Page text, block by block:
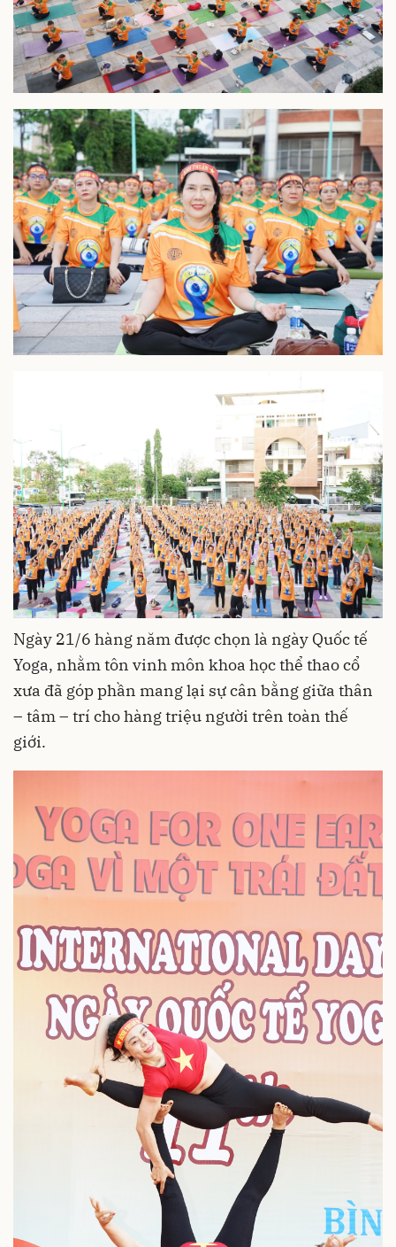
Ngày 21/6 hàng năm được chọn là ngày Quốc tế
Yoga, nhằm tôn vinh môn khoa học thể thao cổ
xưa đã góp phần mang lại sự cân bằng giữa thân
– tâm – trí cho hàng triệu người trên toàn thế
giới.